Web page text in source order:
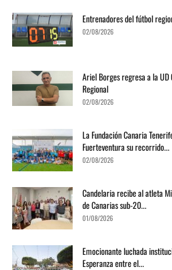
Entrenadores del fútbol
02/08/2026
Ariel Borges regresa a la
Regional
02/08/2026
La Fundación Canaria
Fuerteventura su recorrido...
02/08/2026
Candelaria recibe al atleta
de Canarias sub-20...
01/08/2026
Emocionante luchada
Esperanza entre el...